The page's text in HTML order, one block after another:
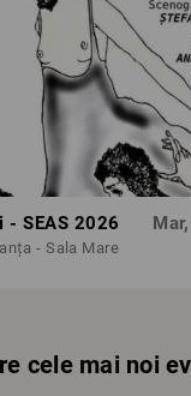
- SEAS 2026
- Sala Mare
cele mai noi